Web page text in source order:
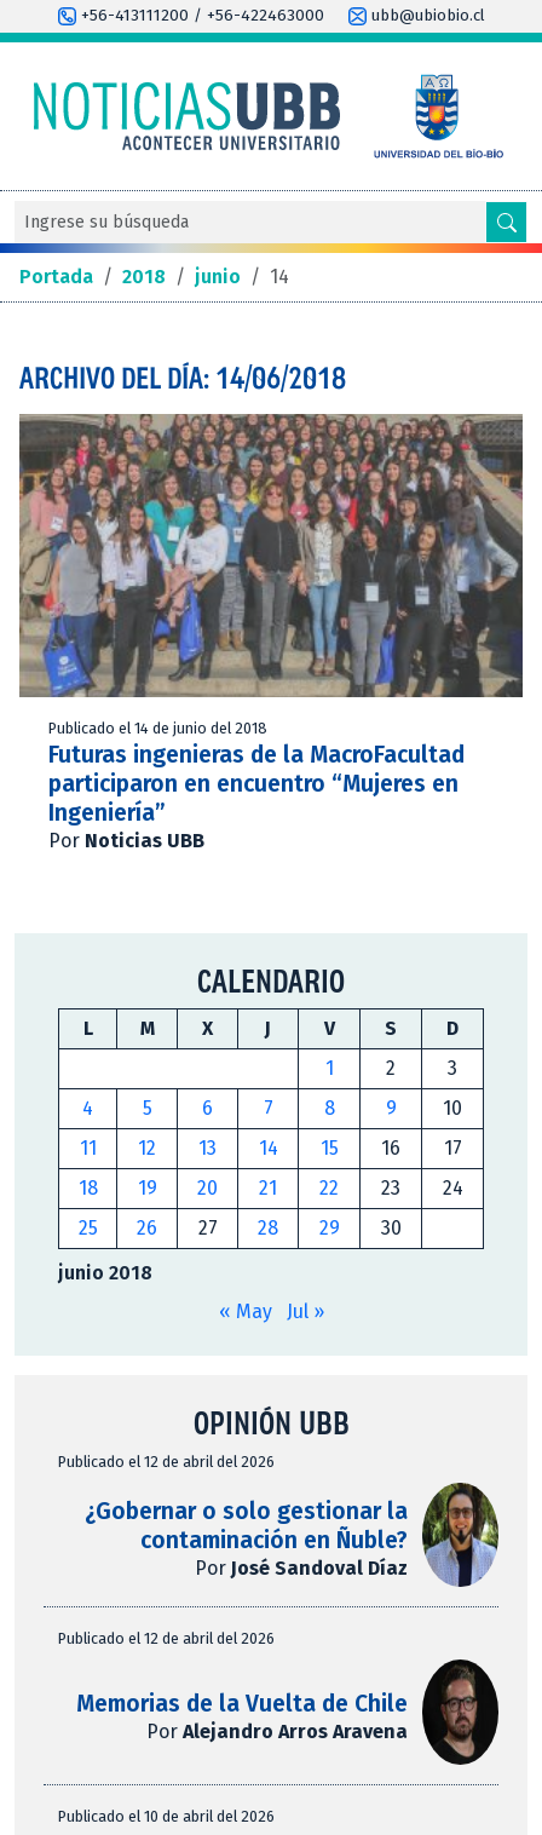
+56-413111200 / +56-422463000 ubb@ubiobio.cl
Portada / 2018 / junio / 14
ARCHIVO DEL DÍA: 14/06/2018
Publicado el 14 de junio del 2018
Futuras ingenieras de la MacroFacultad
participaron en encuentro “Mujeres en
Ingeniería”
Por Noticias UBB
CALENDARIO
junio 2018
L M X J V S
D
1
2
3
4
5 6 7 8 9
10
11
12 13 14 15 16
17
18
19 20 21 22 23
24
25
26 27 28 29 30
« May Jul »
OPINIÓN UBB
Publicado el 12 de abril del 2026
¿Gobernar o solo gestionar la
contaminación en Ñuble?
Por José Sandoval Díaz
Publicado el 12 de abril del 2026
Memorias de la Vuelta de Chile
PorAlejandro Arros Aravena
Publicado el 10 de abril del 2026